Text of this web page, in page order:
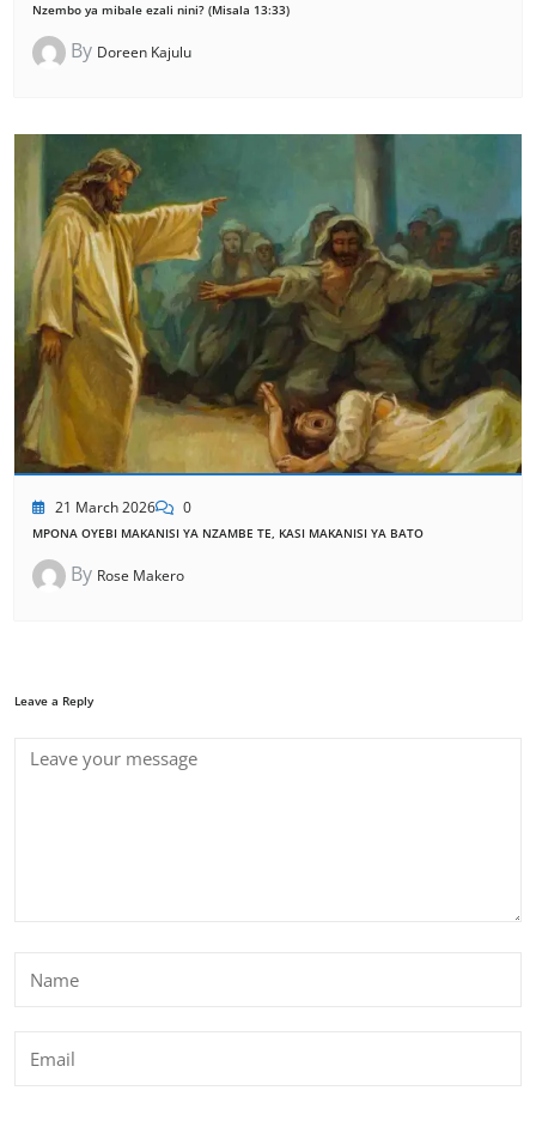
Nzembo ya mibale ezali nini? (Misala 13:33)
By Doreen Kajulu
21 March 2026 0
MPONA OYEBI MAKANISI YA NZAMBE TE, KASI MAKANISI YA BATO
By Rose Makero
Leave a Reply